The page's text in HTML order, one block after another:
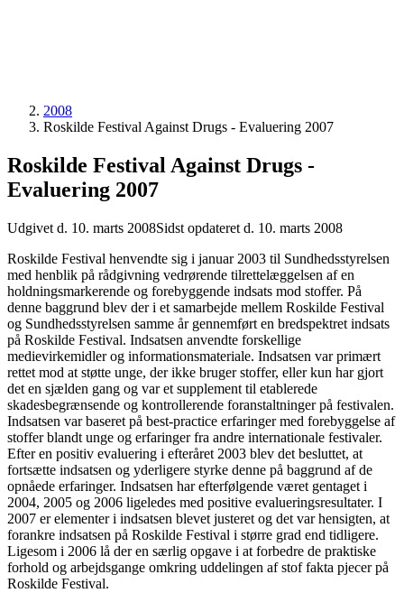
2008
Roskilde Festival Against Drugs - Evaluering 2007
Roskilde Festival Against Drugs -
Evaluering 2007
Udgivet d. 10. marts 2008Sidst opdateret d. 10. marts 2008
Roskilde Festival henvendte sig i januar 2003 til Sundhedsstyrelsen
med henblik på rådgivning vedrørende tilrettelæggelsen af en
holdningsmarkerende og forebyggende indsats mod stoffer. På
denne baggrund blev der i et samarbejde mellem Roskilde Festival
og Sundhedsstyrelsen samme år gennemført en bredspektret indsats
på Roskilde Festival. Indsatsen anvendte forskellige
medievirkemidler og informationsmateriale. Indsatsen var primært
rettet mod at støtte unge, der ikke bruger stoffer, eller kun har gjort
det en sjælden gang og var et supplement til etablerede
skadesbegrænsende og kontrollerende foranstaltninger på festivalen.
Indsatsen var baseret på best-practice erfaringer med forebyggelse af
stoffer blandt unge og erfaringer fra andre internationale festivaler.
Efter en positiv evaluering i efteråret 2003 blev det besluttet, at
fortsætte indsatsen og yderligere styrke denne på baggrund af de
opnåede erfaringer. Indsatsen har efterfølgende været gentaget i
2004, 2005 og 2006 ligeledes med positive evalueringsresultater. I
2007 er elementer i indsatsen blevet justeret og det var hensigten, at
forankre indsatsen på Roskilde Festival i større grad end tidligere.
Ligesom i 2006 lå der en særlig opgave i at forbedre de praktiske
forhold og arbejdsgange omkring uddelingen af stof fakta pjecer på
Roskilde Festival.